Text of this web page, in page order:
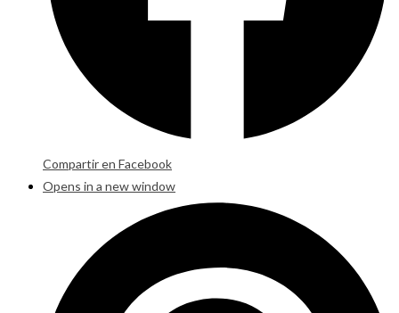
Compartir en Facebook
Opens in a new window